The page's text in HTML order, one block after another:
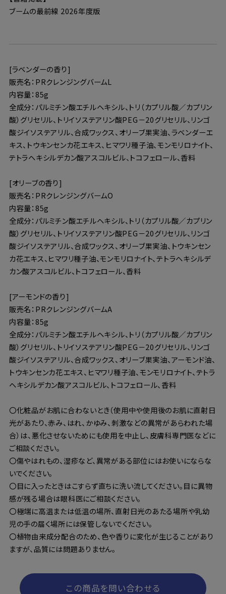
ブームの最前線 2026年度版
[ラベンダーの香り]
販売名：PRクレンジングバームL
内容量：85g
全成分：パルミチン酸エチルヘキシル、トリ（カプリル酸／カプリン
酸）グリセリル、トリイソステアリン酸PEG－20グリセリル、リンゴ
酸ジイソステアリル、合成ワックス、オリーブ果実油、ラベンダーエ
キス、トウキンセンカ花エキス、ヒマワリ種子油、モンモリロナイト、
テトラヘキシルデカン酸アスコルビル、トコフェロール、香料
[オリーブの香り]
販売名：PRクレンジングバームO
内容量：85g
全成分：パルミチン酸エチルヘキシル、トリ（カプリル酸／カプリン
酸）グリセリル、トリイソステアリン酸PEG－20グリセリル、リンゴ
酸ジイソステアリル、合成ワックス、オリーブ果実油、トウキンセン
カ花エキス、ヒマワリ種子油、モンモリロナイト、テトラヘキシルデ
カン酸アスコルビル、トコフェロール、香料
[アーモンドの香り]
販売名：PRクレンジングバームA
内容量：85g
全成分：パルミチン酸エチルヘキシル、トリ（カプリル酸／カプリン
酸）グリセリル、トリイソステアリン酸PEG－20グリセリル、リンゴ
酸ジイソステアリル、合成ワックス、オリーブ果実油、アーモンド油、
トウキンセンカ花エキス、ヒマワリ種子油、モンモリロナイト、テトラ
ヘキシルデカン酸アスコルビル、トコフェロール、香料
〇化粧品がお肌に合わないとき（使用中や使用後のお肌に直射日
光があたり、赤み、はれ、かゆみ、刺激などの異常があらわれた場
合）は、悪化させないためにも使用を中止し、皮膚科専門医などに
ご相談ください。
〇傷やはれもの、湿疹など、異常がある部位にはお使いにならな
いでください。
〇目に入ったときはこすらず直ちに洗い流してください。目に異物
感が残る場合は眼科医にご相談ください。
〇極端に高温または低温の場所、直射日光のあたる場所や乳幼
児の手の届く場所には保管しないでください。
〇植物由来成分配合のため、色や香りに変化が生じることがあり
ますが、品質には問題ありません。
この商品を問い合わせる